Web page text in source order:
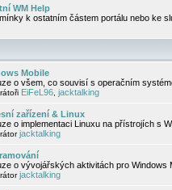
WM Help
k ostatním částem portálu nebo ke
Mobile
o všem, co souvisí s operačním
EiFeL96 jacktalking
zařízení & Linux
o implementaci Linuxu na přístrojích s
jacktalking
o vývojářských aktivitách pro Windows
jacktalking